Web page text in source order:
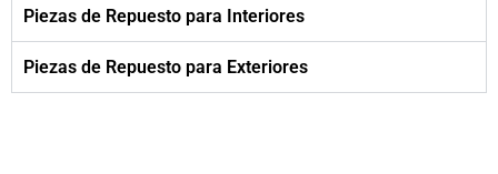
Piezas de Repuesto para Interiores
Piezas de Repuesto para Exteriores